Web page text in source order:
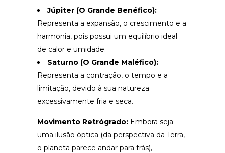
Júpiter (O Grande Benéfico):
Representa a expansão, o crescimento e a
harmonia, pois possui um equilíbrio ideal
de calor e umidade.
Saturno (O Grande Maléfico):
Representa a contração, o tempo e a
limitação, devido à sua natureza
excessivamente fria e seca.
Movimento Retrógrado: Embora seja
uma ilusão óptica (da perspectiva da Terra,
o planeta parece andar para trás),